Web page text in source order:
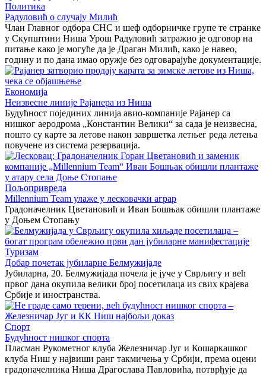
Политика
Радуловић о случају Милић
Члан Главног одбора СНС и шеф одборничке групе те странке
у Скупштини Ниша Урош Радуловић затражио је одговор на
питање како је могуће да је Драган Милић, како је навео,
годину и по дана имао оружје без одговарајуће документације.
Економија
Неизвесне линије Рајанера из Ниша
Будућност појединих линија авио-компаније Рајанер са
нишког аеродрома „Константин Велики“ за сада је неизвесна,
пошто су карте за летове након завршетка летњег реда летења
повучене из система резервација.
Пољопривреда
Millennium Team улаже у лесковачки аграр
Градоначелник Цветановић и Иван Бошњак обишли плантаже
у Доњем Стопању
Туризам
Добар почетак јубиларне Белмужијаде
Јубиларна, 20. Белмужијада почела је јуче у Сврљигу и већ
првог дана окупила велики број посетилаца из свих крајева
Србије и иностранства.
Спорт
Будућност нишког спорта
Пласман Рукометног клуба Железничар Југ и Кошаркашког
клуба Ниш у највиши ранг такмичења у Србији, према оцени
градоначелника Ниша Драгослава Павловића, потврђује да